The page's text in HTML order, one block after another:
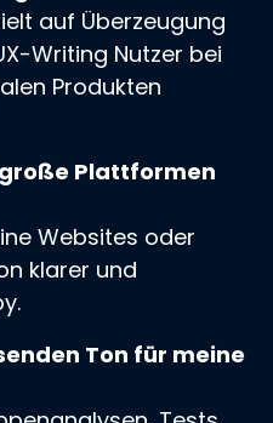
auf Überzeugung
Writing Nutzer bei
Produkten
Plattformen
Websites oder
klarer und
Ton für meine